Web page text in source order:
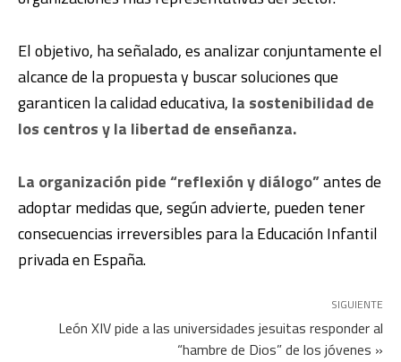
El objetivo, ha señalado, es analizar conjuntamente el
alcance de la propuesta y buscar soluciones que
garanticen la calidad educativa, la sostenibilidad de
los centros y la libertad de enseñanza.
La organización pide “reflexión y diálogo”antes de
adoptar medidas que, según advierte, pueden tener
consecuencias irreversibles para la Educación Infantil
privada en España.
SIGUIENTE
León XIV pide a las universidades jesuitas responder al
“hambre de Dios” de los jóvenes »